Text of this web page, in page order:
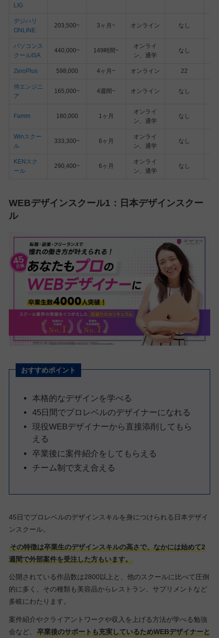
LIG
デジハリ
ONLINE
203,500~ 3ヶ月~ オンライン なし
パソコンス
クールISA
440,000~ 149時間~
オンライ
ン、通学
なし
ZeroPlus 598,000 4ヶ月~ オンライン 22
侍エンジニ
ア
165,000~ 4週間~ オンライン なし
Famm 180,000 1ヶ月
オンライ
ン、通学
なし
Winスクー
ル
333,300~ 6ヶ月
オンライ
ン、通学
なし
KENスク
ール
290,400~ 6ヶ月
オンライ
ン、通学
なし
WEBデザインスクール1：
日本デザインスクー
ル
おすすめポイント
本格的なデザインを学べる
45日間でプロレベルのデザイナーになれる
現役WEBデザイナーから直接添削してもら
える
卒業後に案件紹介をしてもらえる
チーム制で支え合える
45日でプロレベルのデザインスキルを身につけられる日本デザイ
ンスクール。
その特徴は卒業生のデザインスキルの高さで、なかには始めて2
週間で外部案件を受注した方もいます。
公開されている作品数は2800以上と、他のスクールに比べて圧倒
的に多く、その種類も美容品からレストラン、サプリメントなど
多岐にわたります。
案件紹介やクライアントワークや収入を上げる方法が学べる勉強
会など、
卒業後のサポートも充実しているためWEBデザイナーと